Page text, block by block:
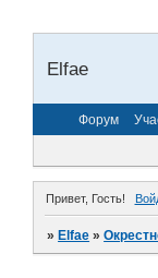
Elfae
Форум
Привет, Гость!
»Elfae »